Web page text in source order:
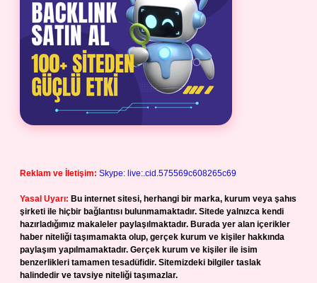
Reklam ve İletişim: Skype: live:.cid.575569c608265c69
Yasal Uyarı: Bu internet sitesi, herhangi bir marka, kurum veya şahıs
şirketi ile hiçbir bağlantısı bulunmamaktadır. Sitede yalnızca kendi
hazırladığımız makaleler paylaşılmaktadır. Burada yer alan içerikler
haber niteliği taşımamakta olup, gerçek kurum ve kişiler hakkında
paylaşım yapılmamaktadır. Gerçek kurum ve kişiler ile isim
benzerlikleri tamamen tesadüfidir. Sitemizdeki bilgiler taslak
halindedir ve tavsiye niteliği taşımazlar.